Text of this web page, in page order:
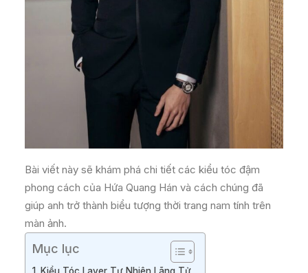
Bài viết này sẽ khám phá chi tiết các kiểu tóc đậm
phong cách của Hứa Quang Hán và cách chúng đã
giúp anh trở thành biểu tượng thời trang nam tính trên
màn ảnh.
Mục lục